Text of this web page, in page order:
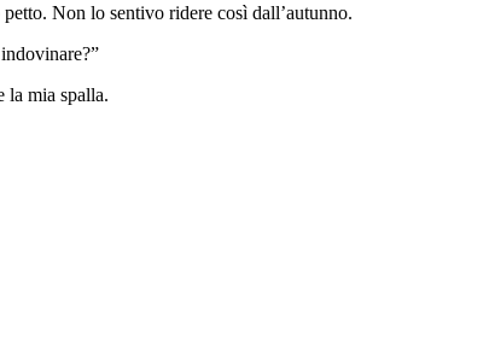
Non lo sentivo ridere così dall’autunno.
la mia spalla.